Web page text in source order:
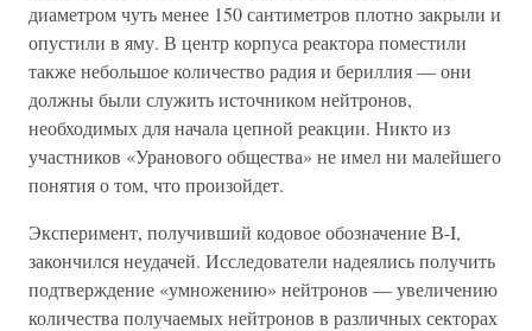
диаметром чуть менее 150 сантиметров плотно закрыли и
опустили в яму. В центр корпуса реактора поместили
также небольшое количество радия и бериллия — они
должны были служить источником нейтронов,
необходимых для начала цепной реакции. Никто из
участников «Уранового общества» не имел ни малейшего
понятия о том, что произойдет.
Эксперимент, получивший кодовое обозначение В-I,
закончился неудачей. Исследователи надеялись получить
подтверждение «умножению» нейтронов — увеличению
количества получаемых нейтронов в различных секторах